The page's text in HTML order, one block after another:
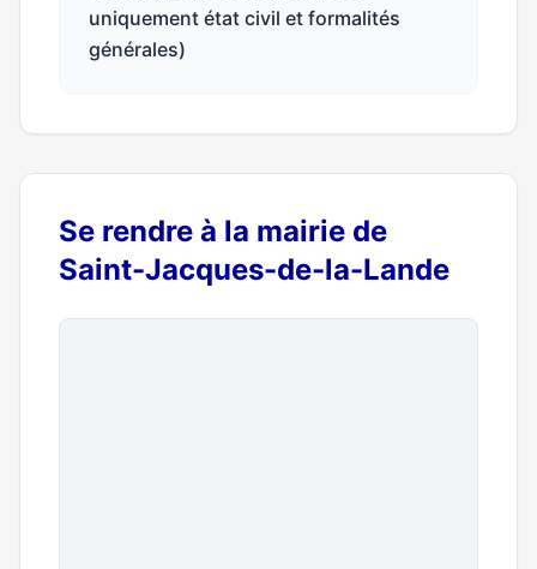
uniquement état civil et formalités
générales)
Se rendre à la mairie de
Saint-Jacques-de-la-Lande